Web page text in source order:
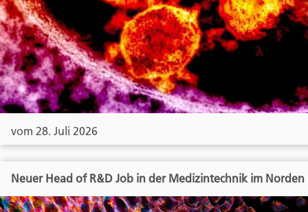
vom 28. Juli 2026
Neuer Head of R&D Job in der Medizintechnik im Norden